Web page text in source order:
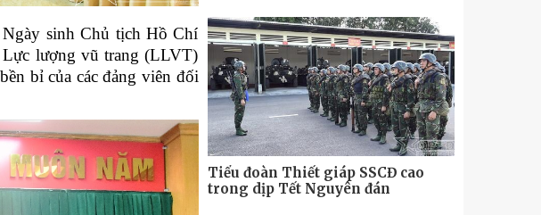
sinh Chủ tịch Hồ Chí
lượng vũ trang (LLVT)
bỉ của các đảng viên đối
Trung đoàn Pháo binh 452: Huấn
luyện giỏi nâng cao sức mạnh
chiến đấu
Tiểu đoàn Thiết giáp hoàn thành
tốt diễn tập chiến thuật có bắn đạn
thật
Nơi sinh viên rèn ý trí, luyện kỹ
năng
ra đảo tiền tiêu
Tiểu đoàn Thiết giáp SSCĐ cao
trong dịp Tết Nguyên đán